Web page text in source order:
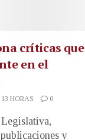
críticas que
en el
HORAS 0
y